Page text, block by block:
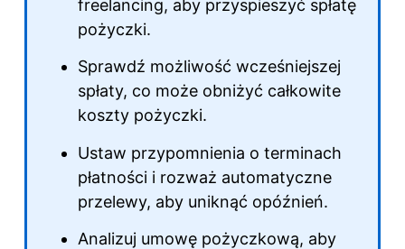
freelancing, aby przyspieszyć spłatę
pożyczki.
Sprawdź możliwość wcześniejszej
spłaty, co może obniżyć całkowite
koszty pożyczki.
Ustaw przypomnienia o terminach
płatności i rozważ automatyczne
przelewy, aby uniknąć opóźnień.
Analizuj umowę pożyczkową, aby